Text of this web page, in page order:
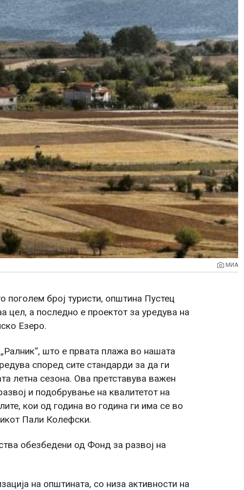
МИА
поголем број туристи, општина Пустец
цел, а последно е проектот за уредува на
Езеро.
што е првата плажа во нашата
според сите стандарди за да ги
летна сезона. Ова претставува важен
и подобрување на квалитетот на
кои од година во година ги има се во
Пали Колефски.
обезбедени од Фонд за развој на
на општината, со низа активности на